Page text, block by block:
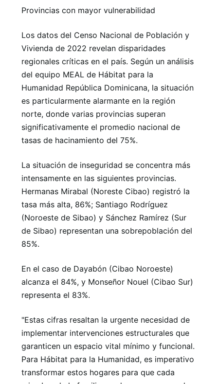
Provincias con mayor vulnerabilidad
Los datos del Censo Nacional de Población y
Vivienda de 2022 revelan disparidades
regionales críticas en el país. Según un análisis
del equipo MEAL de Hábitat para la
Humanidad República Dominicana, la situación
es particularmente alarmante en la región
norte, donde varias provincias superan
significativamente el promedio nacional de
tasas de hacinamiento del 75%.
La situación de inseguridad se concentra más
intensamente en las siguientes provincias.
Hermanas Mirabal (Noreste Cibao) registró la
tasa más alta, 86%; Santiago Rodríguez
(Noroeste de Sibao) y Sánchez Ramírez (Sur
de Sibao) representan una sobrepoblación del
85%.
En el caso de Dayabón (Cibao Noroeste)
alcanza el 84%, y Monseñor Nouel (Cibao Sur)
representa el 83%.
"Estas cifras resaltan la urgente necesidad de
implementar intervenciones estructurales que
garanticen un espacio vital mínimo y funcional.
Para Hábitat para la Humanidad, es imperativo
transformar estos hogares para que cada